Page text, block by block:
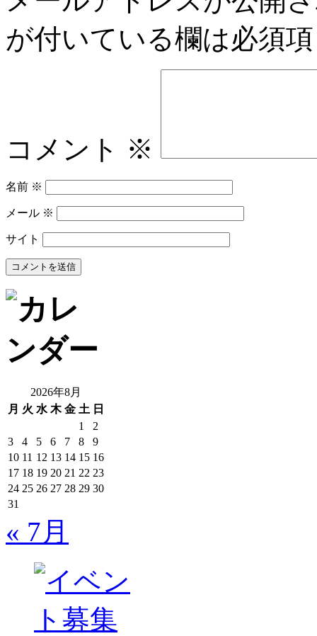
が付いている欄は必須
コメント ※
名前 ※
メール ※
サイト
2026年8月
月 火 水 木 金 土 日
1
2
3
4 5 6 7 8
9
10 11 12 13 14 15 16
17 18 19 20 21 22 23
24 25 26 27 28 29 30
31
« 7月